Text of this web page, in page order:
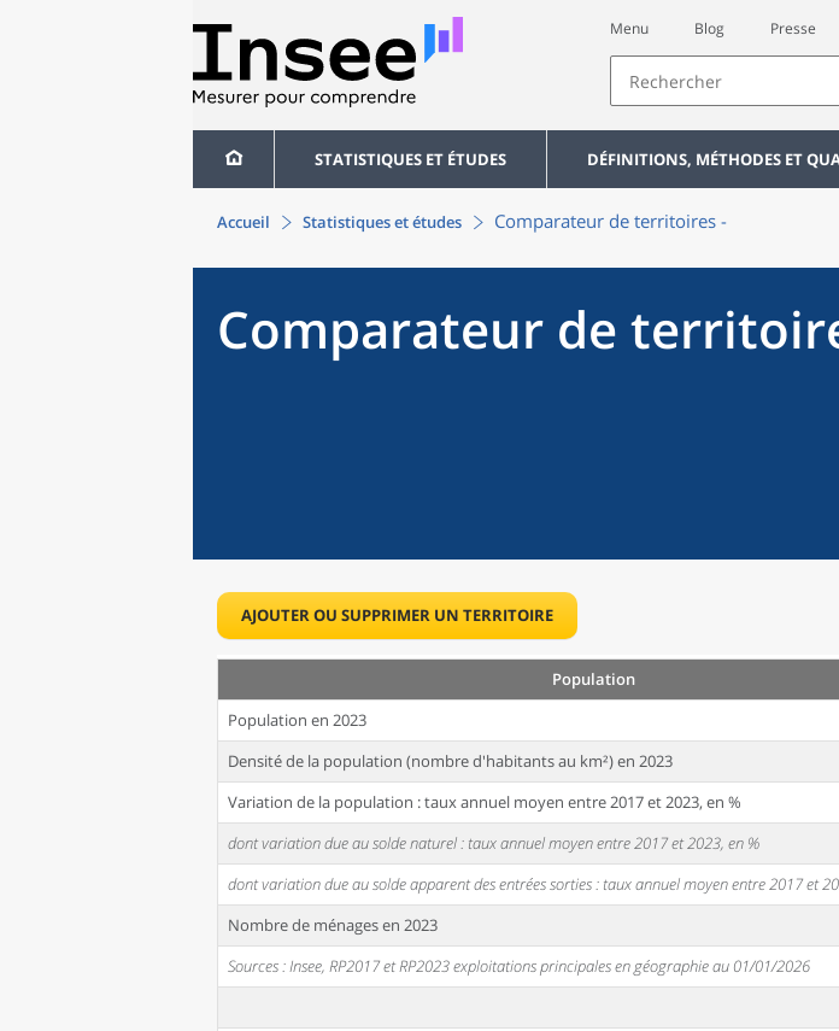
Menu Blog Presse
STATISTIQUES ET ÉTUDES DÉFINITIONS, MÉTHODES ET
Accueil Statistiques et études Comparateur de territoires -
Comparateur de
AJOUTER OU SUPPRIMER UN TERRITOIRE
Population
Population en 2023
Densité de la population (nombre d'habitants au km²) en 2023
Variation de la population : taux annuel moyen entre 2017 et 2023, en %
dont variation due au solde naturel : taux annuel moyen entre 2017 et 2023, en %
dont variation due au solde apparent des entrées sorties : taux annuel moyen entre 2017 et
Nombre de ménages en 2023
Sources : Insee, RP2017 et RP2023 exploitations principales en géographie au 01/01/2026